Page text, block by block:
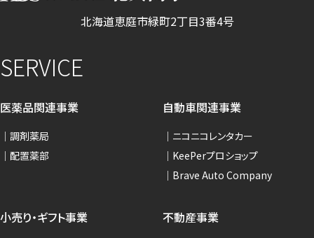
北海道恵庭市緑町2丁目3番4号
SERVICE
医薬品関連事業
調剤薬局
配置薬部
自動車関連事業
ニコニコレンタカー
KeePerプロショップ
Brave Auto Company
小売り・ギフト事業 不動産事業